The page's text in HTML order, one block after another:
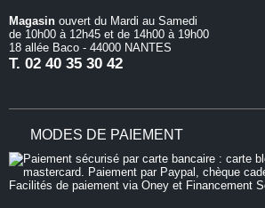
Magasin ouvert du Mardi au Samedi
de 10h00 à 12h45 et de 14h00 à 19h00
18 allée Baco - 44000 NANTES
T. 02 40 35 30 42
MODES DE PAIEMENT